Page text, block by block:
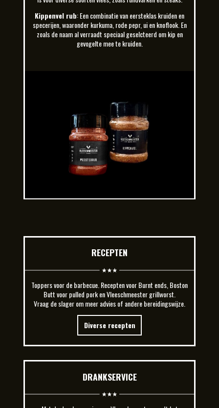
Kippenvel rub: Een combinatie van eersteklas kruiden en
specerijen, waaronder kurkuma, rode pepr, ui en knoflook. En
zoals de naam al verraadt speciaal geselcteerd om kip en
gevogelte mee te kruiden.
RECEPTEN
Toppers voor de barbecue. Recepten voor Burnt ends, Boston
Butt voor pulled pork en Vleeschmeester grillworst.
Vraag de slager om meer advies of andere bereidingswijze.
Diverse recepten
DRANKSERVICE